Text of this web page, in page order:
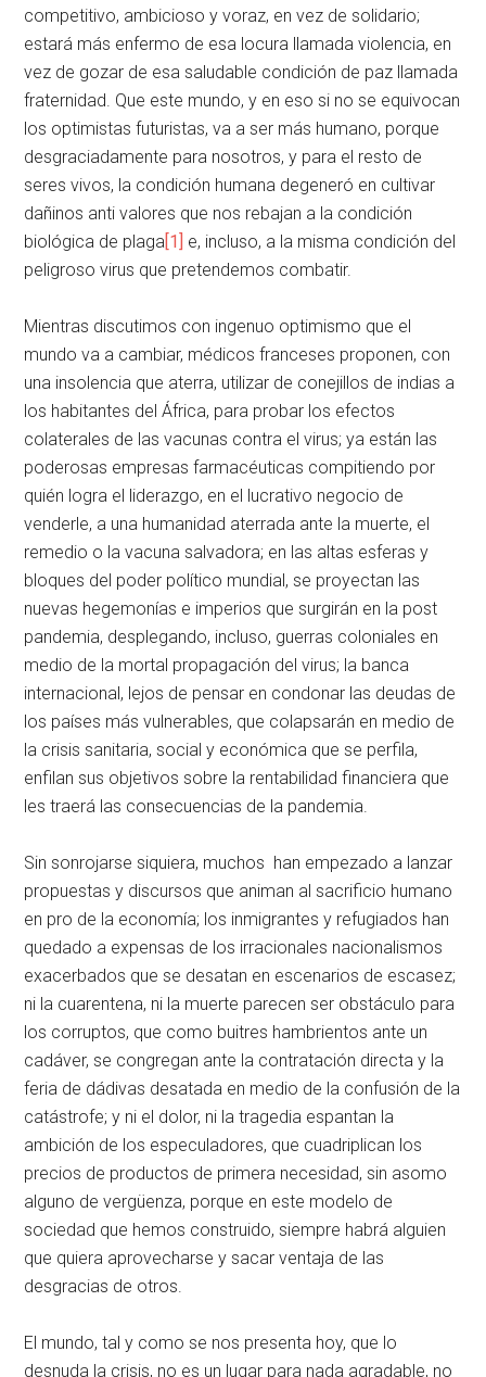
competitivo, ambicioso y voraz, en vez de solidario;
estará más enfermo de esa locura llamada violencia, en
vez de gozar de esa saludable condición de paz llamada
fraternidad. Que este mundo, y en eso si no se equivocan
los optimistas futuristas, va a ser más humano, porque
desgraciadamente para nosotros, y para el resto de
seres vivos, la condición humana degeneró en cultivar
dañinos anti valores que nos rebajan a la condición
biológica de plaga [1]
e, incluso, a la misma condición del
peligroso virus que pretendemos combatir.
Mientras discutimos con ingenuo optimismo que el
mundo va a cambiar, médicos franceses proponen, con
una insolencia que aterra, utilizar de conejillos de indias a
los habitantes del África, para probar los efectos
colaterales de las vacunas contra el virus; ya están las
poderosas empresas farmacéuticas compitiendo por
quién logra el liderazgo, en el lucrativo negocio de
venderle, a una humanidad aterrada ante la muerte, el
remedio o la vacuna salvadora; en las altas esferas y
bloques del poder político mundial, se proyectan las
nuevas hegemonías e imperios que surgirán en la post
pandemia, desplegando, incluso, guerras coloniales en
medio de la mortal propagación del virus; la banca
internacional, lejos de pensar en condonar las deudas de
los países más vulnerables, que colapsarán en medio de
la crisis sanitaria, social y económica que se perfila,
enfilan sus objetivos sobre la rentabilidad financiera que
les traerá las consecuencias de la pandemia.
Sin sonrojarse siquiera, muchos han empezado a lanzar
propuestas y discursos que animan al sacrificio humano
en pro de la economía; los inmigrantes y refugiados han
quedado a expensas de los irracionales nacionalismos
exacerbados que se desatan en escenarios de escasez;
ni la cuarentena, ni la muerte parecen ser obstáculo para
los corruptos, que como buitres hambrientos ante un
cadáver, se congregan ante la contratación directa y la
feria de dádivas desatada en medio de la confusión de la
catástrofe; y ni el dolor, ni la tragedia espantan la
ambición de los especuladores, que cuadriplican los
precios de productos de primera necesidad, sin asomo
alguno de vergüenza, porque en este modelo de
sociedad que hemos construido, siempre habrá alguien
que quiera aprovecharse y sacar ventaja de las
desgracias de otros.
El mundo, tal y como se nos presenta hoy, que lo
desnuda la crisis, no es un lugar para nada agradable, no